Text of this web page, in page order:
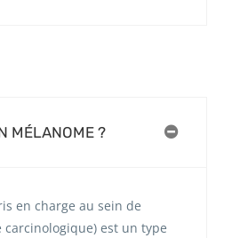
MÉLANOME ?
en charge au sein de
est un type